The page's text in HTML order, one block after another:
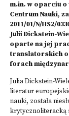
m.in. w oparciu
Centrum Nauki,
2011/01/N/HS2/
Julii Dickstein-
oparte na jej
translatorskich
forach
Julia Dickstein-
literatur
nauki, została
krytycznoliteracką